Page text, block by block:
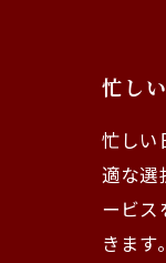
忙し
忙しい
適な選
ービス
きま